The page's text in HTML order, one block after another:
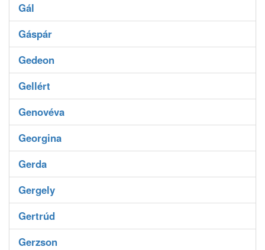
Gál
Gáspár
Gedeon
Gellért
Genovéva
Georgina
Gerda
Gergely
Gertrúd
Gerzson